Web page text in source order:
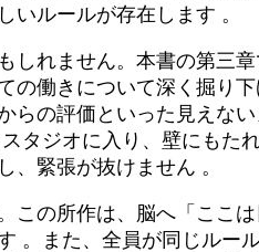
いルールが存在します 。
しれません。本書の第三
の働きについて深く掘り
らの評価といった見えな
タジオに入り、壁にもた
、緊張が抜けません 。
この所作は、脳へ「ここ
。また、全員が同じルー